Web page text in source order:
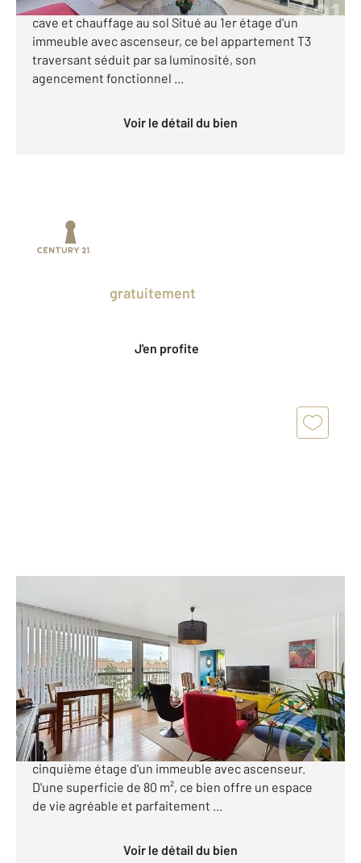
propose ce T3 traversant avec ascenseur, 1er étage,
cave et chauffage au sol Situé au 1er étage d'un
immeuble avec ascenseur, ce bel appartement T3
traversant séduit par sa luminosité, son
agencement fonctionnel ...
Voir le détail du bien
gratuitement
J'en profite
80,23 m , 4 pièces
Ref : 26943
Appartement T4 à vendre
153 500 €
L'agence Century 21 vous propose à la vente ce
superbe appartement lumineux situé à Rouen, au
cinquième étage d'un immeuble avec ascenseur.
D'une superficie de 80 m², ce bien offre un espace
de vie agréable et parfaitement ...
Voir le détail du bien